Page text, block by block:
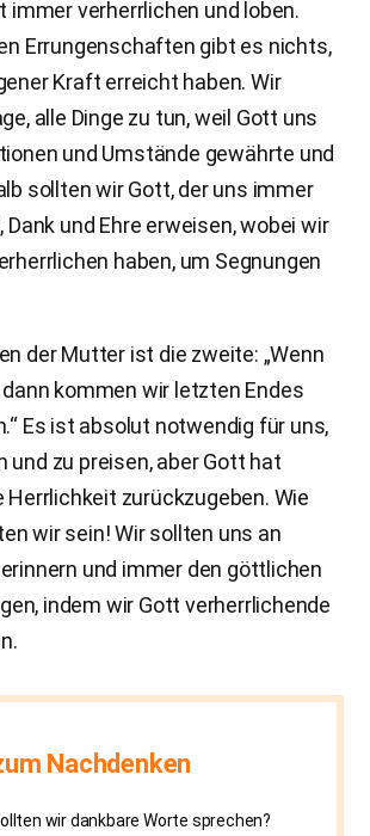
immer verherrlichen und loben.
Errungenschaften gibt es nichts,
Kraft erreicht haben. Wir
alle Dinge zu tun, weil Gott uns
und Umstände gewährte und
sollten wir Gott, der uns immer
und Ehre erweisen, wobei wir
haben, um Segnungen
der Mutter ist die zweite: „Wenn
kommen wir letzten Endes
Es ist absolut notwendig für uns,
und zu preisen, aber Gott hat
Herrlichkeit zurückzugeben. Wie
wir sein! Wir sollten uns an
und immer den göttlichen
indem wir Gott verherrlichende
Nachdenken
wir dankbare Worte sprechen?